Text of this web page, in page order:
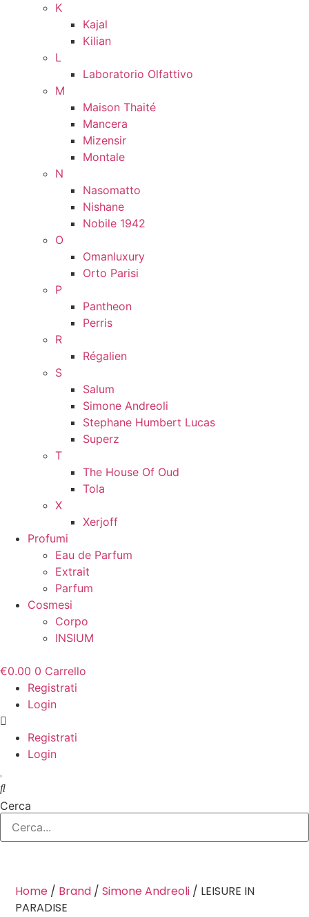
K
Kajal
Kilian
L
Laboratorio Olfattivo
M
Maison Thaité
Mancera
Mizensir
Montale
N
Nasomatto
Nishane
Nobile 1942
O
Omanluxury
Orto Parisi
P
Pantheon
Perris
R
Régalien
S
Salum
Simone Andreoli
Stephane Humbert Lucas
Superz
T
The House Of Oud
Tola
X
Xerjoff
Profumi
Eau de Parfum
Extrait
Parfum
Cosmesi
Corpo
INSIUM
€0.00 0 Carrello
Registrati
Login
Registrati
Login
Cerca
Home / Brand /Simone Andreoli / LEISURE IN
PARADISE